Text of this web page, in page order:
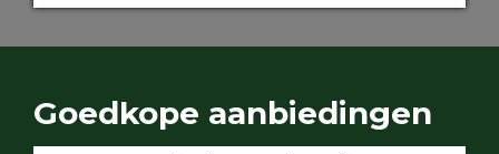
Goedkope aanbiedingen